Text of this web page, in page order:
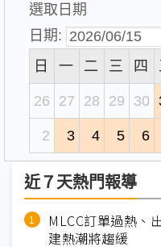
選取日期
日期:
日
一 二 三 四
26 27 28 29 30
2 3 4 5 6
近７天熱門報導
MLCC訂單過熱
建熱潮將趨緩